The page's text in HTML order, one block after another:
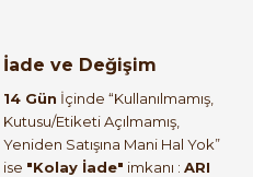
İade ve Değişim
14 Gün İçinde “Kullanılmamış,
Kutusu/Etiketi Açılmamış,
Yeniden Satışına Mani Hal Yok”
ise "Kolay İade" imkanı : ARI